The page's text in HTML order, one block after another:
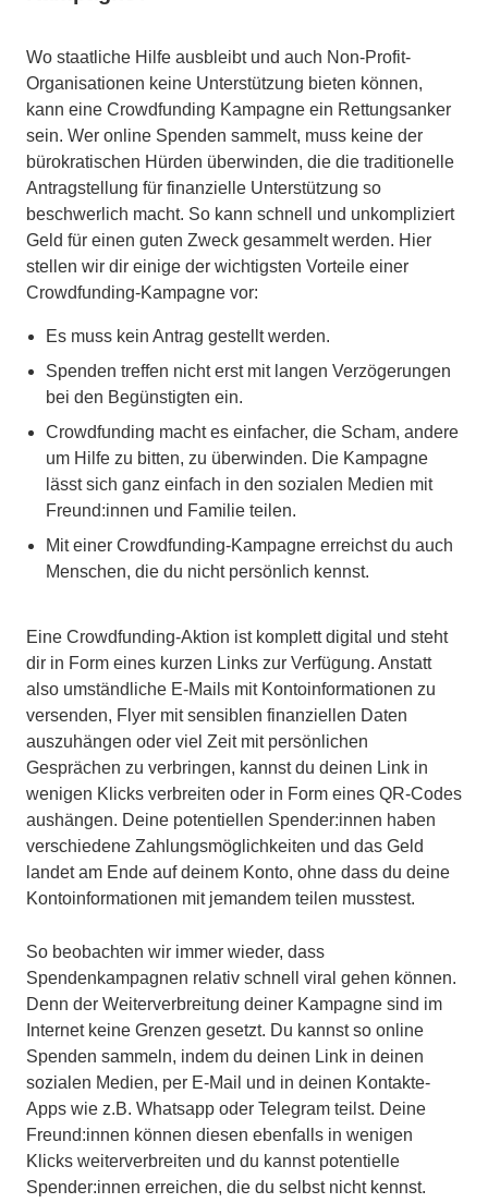
Wo staatliche Hilfe ausbleibt und auch Non-Profit-
Organisationen keine Unterstützung bieten können,
kann eine Crowdfunding Kampagne ein Rettungsanker
sein. Wer online Spenden sammelt, muss keine der
bürokratischen Hürden überwinden, die die traditionelle
Antragstellung für finanzielle Unterstützung so
beschwerlich macht. So kann schnell und unkompliziert
Geld für einen guten Zweck gesammelt werden. Hier
stellen wir dir einige der wichtigsten Vorteile einer
Crowdfunding-Kampagne vor:
Es muss kein Antrag gestellt werden.
Spenden treffen nicht erst mit langen Verzögerungen
bei den Begünstigten ein.
Crowdfunding macht es einfacher, die Scham, andere
um Hilfe zu bitten, zu überwinden. Die Kampagne
lässt sich ganz einfach in den sozialen Medien mit
Freund:innen und Familie teilen.
Mit einer Crowdfunding-Kampagne erreichst du auch
Menschen, die du nicht persönlich kennst.
Eine Crowdfunding-Aktion ist komplett digital und steht
dir in Form eines kurzen Links zur Verfügung. Anstatt
also umständliche E-Mails mit Kontoinformationen zu
versenden, Flyer mit sensiblen finanziellen Daten
auszuhängen oder viel Zeit mit persönlichen
Gesprächen zu verbringen, kannst du deinen Link in
wenigen Klicks verbreiten oder in Form eines QR-Codes
aushängen. Deine potentiellen Spender:innen haben
verschiedene Zahlungsmöglichkeiten und das Geld
landet am Ende auf deinem Konto, ohne dass du deine
Kontoinformationen mit jemandem teilen musstest.
So beobachten wir immer wieder, dass
Spendenkampagnen relativ schnell viral gehen können.
Denn der Weiterverbreitung deiner Kampagne sind im
Internet keine Grenzen gesetzt. Du kannst so online
Spenden sammeln, indem du deinen Link in deinen
sozialen Medien, per E-Mail und in deinen Kontakte-
Apps wie z.B. Whatsapp oder Telegram teilst. Deine
Freund:innen können diesen ebenfalls in wenigen
Klicks weiterverbreiten und du kannst potentielle
Spender:innen erreichen, die du selbst nicht kennst.